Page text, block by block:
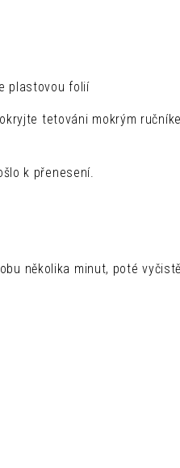
plastovou folií
tetováni mokrým
k přenesení.
několika minut, poté